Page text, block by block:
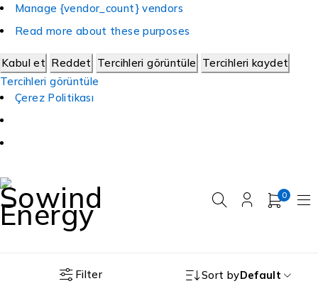
Manage {vendor_count} vendors
Read more about these purposes
Kabul et Reddet Tercihleri görüntüle Tercihleri kaydet
Tercihleri görüntüle
Çerez Politikası
0
Filter Sort byDefault